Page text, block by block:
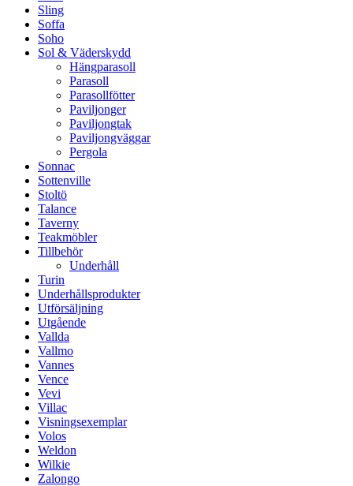
Sling
Soffa
Soho
Sol & Väderskydd
Hängparasoll
Parasoll
Parasollfötter
Paviljonger
Paviljongtak
Paviljongväggar
Pergola
Sonnac
Sottenville
Stoltö
Talance
Taverny
Teakmöbler
Tillbehör
Underhåll
Turin
Underhållsprodukter
Utförsäljning
Utgående
Vallda
Vallmo
Vannes
Vence
Vevi
Villac
Visningsexemplar
Volos
Weldon
Wilkie
Zalongo